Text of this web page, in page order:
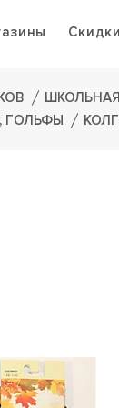
Скидки
ГОЛЬФЫ